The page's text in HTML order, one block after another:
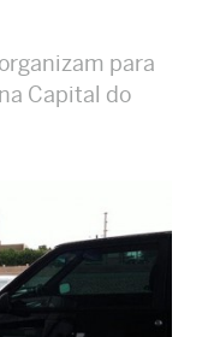
para
Capital do